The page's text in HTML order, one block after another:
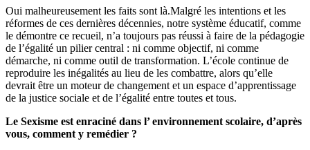
Oui malheureusement les faits sont là.Malgré les intentions et les
réformes de ces dernières décennies, notre système éducatif, comme
le démontre ce recueil, n’a toujours pas réussi à faire de la pédagogie
de l’égalité un pilier central : ni comme objectif, ni comme
démarche, ni comme outil de transformation. L’école continue de
reproduire les inégalités au lieu de les combattre, alors qu’elle
devrait être un moteur de changement et un espace d’apprentissage
de la justice sociale et de l’égalité entre toutes et tous.
Le Sexisme est enraciné dans l’ environnement scolaire, d’après
vous, comment y remédier ?